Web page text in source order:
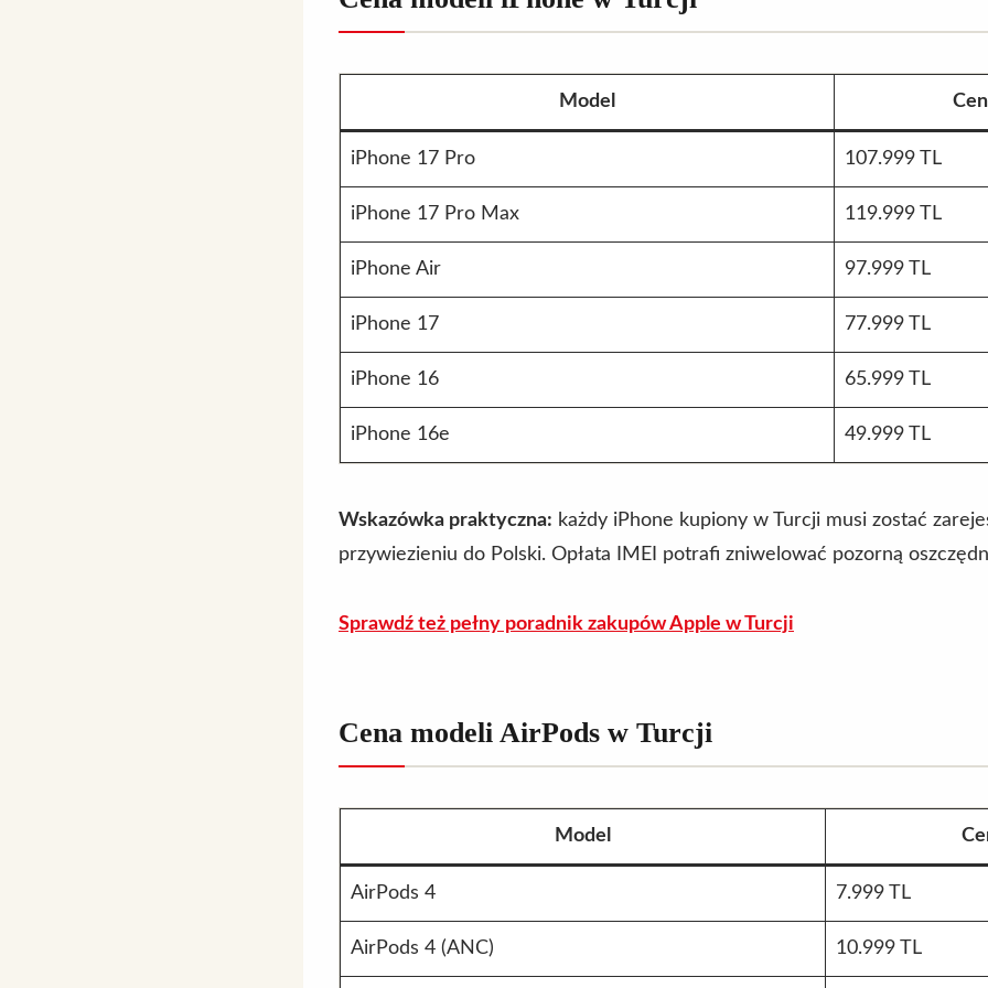
Model
iPhone 17 Pro 107.999 TL
iPhone 17 Pro Max 119.999 TL
iPhone Air 97.999 TL
iPhone 17 77.999 TL
iPhone 16 65.999 TL
iPhone 16e 49.999 TL
Wskazówka praktyczna: każdy iPhone kupiony w Turcji musi zostać
przywiezieniu do Polski. Opłata IMEI potrafi zniwelować pozorną
Sprawdź też pełny poradnik zakupów Apple w Turcji
Cena modeli AirPods w Turcji
Model
AirPods 4 7.999 TL
AirPods 4 (ANC) 10.999 TL